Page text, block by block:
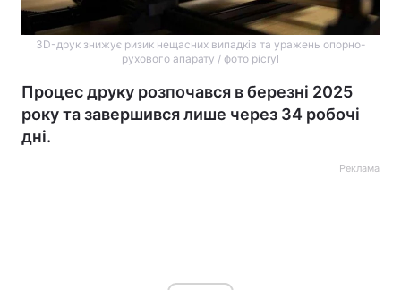
3D-друк знижує ризик нещасних випадків та уражень опорно-
рухового апарату / фото picryl
Процес друку розпочався в березні 2025
року та завершився лише через 34 робочі
дні.
Реклама